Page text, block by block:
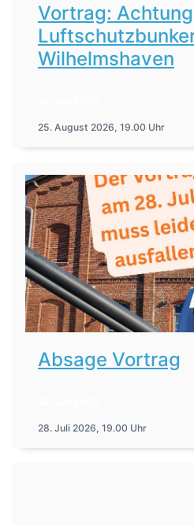
Vortrag:
Wilhelmshaven
25. August 2026, 19.00 Uhr
Absage Vortrag
28. Juli 2026, 19.00 Uhr